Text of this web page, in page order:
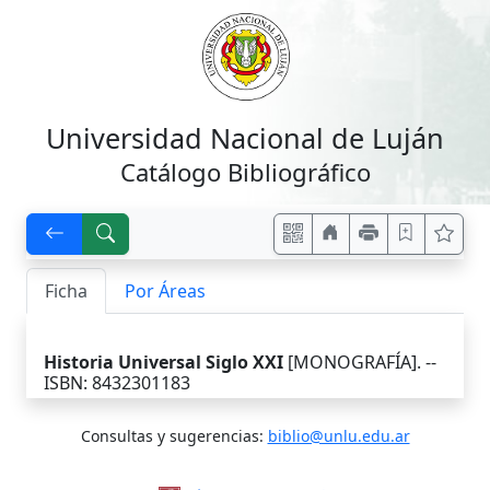
Universidad Nacional de Luján
Catálogo Bibliográfico
Ficha Por Áreas
Historia Universal Siglo XXI [MONOGRAFÍA]. --
ISBN: 8432301183
Consultas y sugerencias: biblio@unlu.edu.ar